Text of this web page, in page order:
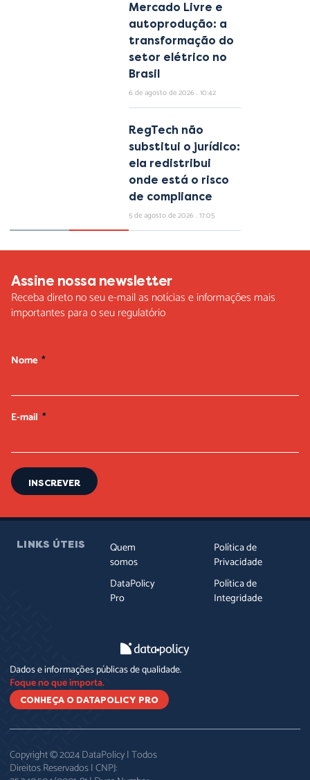
Mercado Livre e
autoprodução: a
transformação do
setor elétrico no
Brasil
6 de agosto de 2026 10:42
RegTech não
substitui o jurídico:
ela redistribui
onde está o risco
de compliance
5 de agosto de 2026 17:05
Assine nossa newsletter
Receba direto no seu e-mail as notícias e informações mais
importantes para o seu regulatório
Nome
E-mail
INSCREVER
LINKS ÚTEIS
Quem
somos
DataPolicy
Pro
Política de
Privacidade
Política de
Integridade
Dados e informações públicas de qualidade.
Foque no que importa.
CONHEÇA O DATAPOLICY PRO
Copyright © 2024 DataPolicy | Todos
Direitos Reservados | CNPJ: